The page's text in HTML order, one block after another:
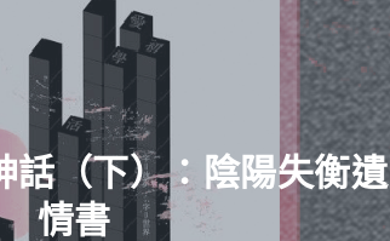
話（下）：陰陽失衡遺
情書